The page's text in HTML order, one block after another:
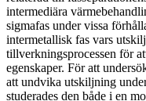
intermediära
sigmafas under vissa
intermetallisk fas vars
tillverkningsprocessen för
egenskaper. För att
att undvika utskiljning
studerades den både i en